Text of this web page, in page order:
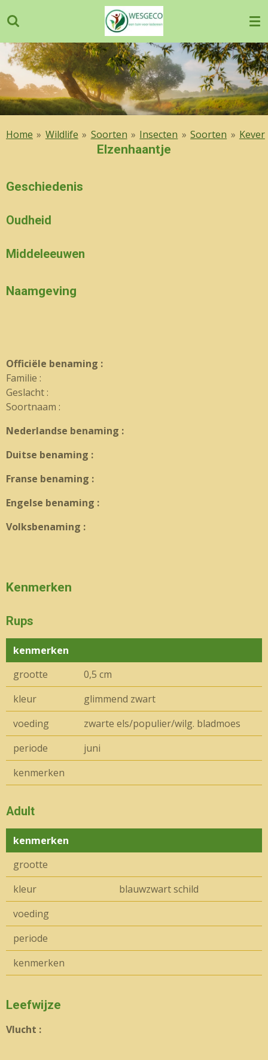
direct
naar
de
hoofdinhoud
Home » Wildlife » Soorten » Insecten » Soorten » Kever
Elzenhaantje
Geschiedenis
Oudheid
Middeleeuwen
Naamgeving
Officiële benaming :
Familie :
Geslacht :
Soortnaam :
Nederlandse benaming :
Duitse benaming :
Franse benaming :
Engelse benaming :
Volksbenaming :
Kenmerken
Rups
kenmerken
grootte
0,5 cm
kleur
glimmend zwart
voeding
zwarte els/populier/wilg. bladmoes
periode
juni
kenmerken
Adult
kenmerken
grootte
kleur
blauwzwart schild
voeding
periode
kenmerken
Leefwijze
Vlucht :